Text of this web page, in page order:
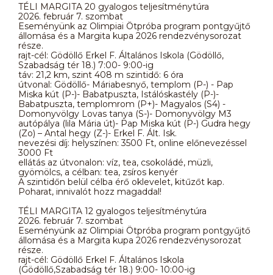
TÉLI MARGITA 20 gyalogos teljesítménytúra
2026. február 7. szombat
Eseményünk az Olimpiai Ötpróba program pontgyűjtő
állomása és a Margita kupa 2026 rendezvénysorozat
része.
rajt-cél: Gödöllő Erkel F. Általános Iskola (Gödöllő,
Szabadság tér 18.) 7:00- 9:00-ig
táv: 21,2 km, szint 408 m szintidő: 6 óra
útvonal: Gödöllő- Máriabesnyő, templom (P-) - Pap
Miska kút (P-)- Babatpuszta, Istálóskastély (P-)-
Babatpuszta, templomrom (P+)- Magyalos (S4) -
Domonyvölgy Lovas tanya (S-)- Domonyvölgy M3
autópálya (lila Mária út)- Pap Miska kút (P-) Gudra hegy
(Zo) – Antal hegy (Z-)- Erkel F. Ált. Isk.
nevezési díj: helyszínen: 3500 Ft, online előnevezéssel
3000 Ft
ellátás az útvonalon: víz, tea, csokoládé, müzli,
gyömölcs, a célban: tea, zsíros kenyér
A szintidőn belül célba érő oklevelet, kitűzőt kap.
Poharat, innivalót hozz magaddal!
TÉLI MARGITA 12 gyalogos teljesítménytúra
2026. február 7. szombat
Eseményünk az Olimpiai Ötpróba program pontgyűjtő
állomása és a Margita kupa 2026 rendezvénysorozat
része.
rajt-cél: Gödöllő Erkel F. Általános Iskola
(Gödöllő,Szabadság tér 18.) 9:00- 10:00-ig